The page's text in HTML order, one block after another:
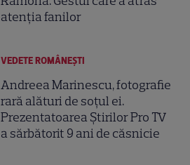
atenția fanilor
VEDETE ROMÂNEŞTI
Andreea Marinescu, fotografie
rară alături de soțul ei.
Prezentatoarea Știrilor Pro TV
a sărbătorit 9 ani de căsnicie